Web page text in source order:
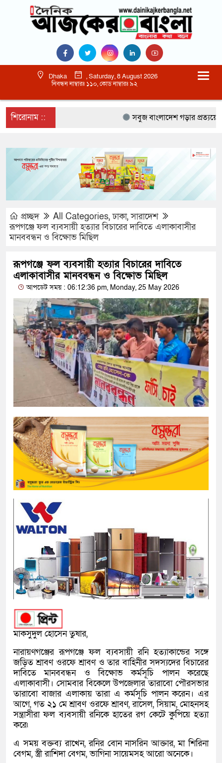
Dhaka
, Saturday, 8 August 2026
নিবন্ধন নাম্বারঃ ১১০, কোড নাম্বারঃ ৯২
শিরোনাম :: সবুজ বাংলাদেশ গড়ার প্রত্যয়ে
প্রচ্ছদ All Categories,ঢাকা,সারাদেশ
রূপগঞ্জে ফল ব্যবসায়ী হত্যার বিচারের দাবিতে এলাকাবাসীর
মানববন্ধন ও বিক্ষোভ মিছিল
রূপগঞ্জে ফল ব্যবসায়ী হত্যার বিচারের দাবিতে
এলাকাবাসীর মানববন্ধন ও বিক্ষোভ মিছিল
আপডেট সময় : 06:12:36 pm, Monday, 25 May 2026
মাকসুদুল হোসেন তুষার,
নারায়ণগঞ্জের রূপগঞ্জে ফল ব্যবসায়ী রনি হত্যাকান্ডের সঙ্গে
জড়িত শ্রাবণ ওরফে শ্রাবণ ও তার বাহিনীর সদস্যদের বিচারের
দাবিতে মানববন্ধন ও বিক্ষোভ কর্মসূচি পালন করেছে
এলাকাবাসী। সোমবার বিকেলে উপজেলার তারাবো পৌরসভার
তারাবো বাজার এলাকায় তারা এ কর্মসূচি পালন করেন। এর
আগে, গত ২১ মে শ্রাবণ ওরফে শ্রাবণ, রাসেল, সিয়াম, মোহনসহ
সন্ত্রাসীরা ফল ব্যবসায়ী রনিকে হাতের রগ কেটে কুপিয়ে হত্যা
করে৷
এ সময় বক্তব্য রাখেন, রনির বোন নাসরিন আক্তার, মা শিরিনা
বেগম, স্ত্রী রাশিদা বেগম, ভাগিনা সায়েমসহ আরো অনেকে।